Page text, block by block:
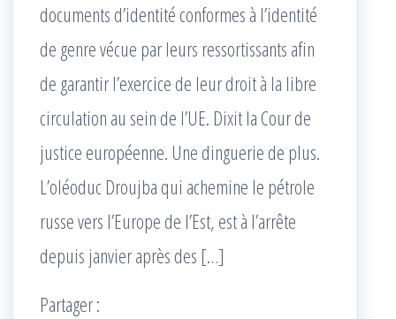
documents d’identité conformes à l’identité
de genre vécue par leurs ressortissants afin
de garantir l’exercice de leur droit à la libre
circulation au sein de l’UE. Dixit la Cour de
justice européenne. Une dinguerie de plus.
L’oléoduc Droujba qui achemine le pétrole
russe vers l’Europe de l’Est, est à l’arrête
depuis janvier après des […]
Partager :